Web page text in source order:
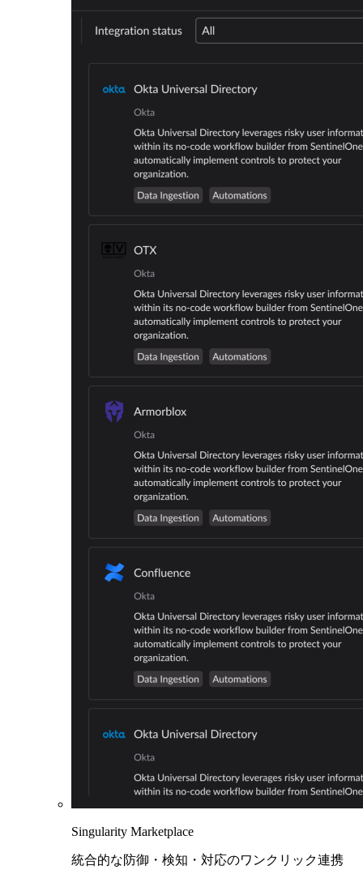
Singularity Marketplace
統合的な防御・検知・対応のワンクリック連携